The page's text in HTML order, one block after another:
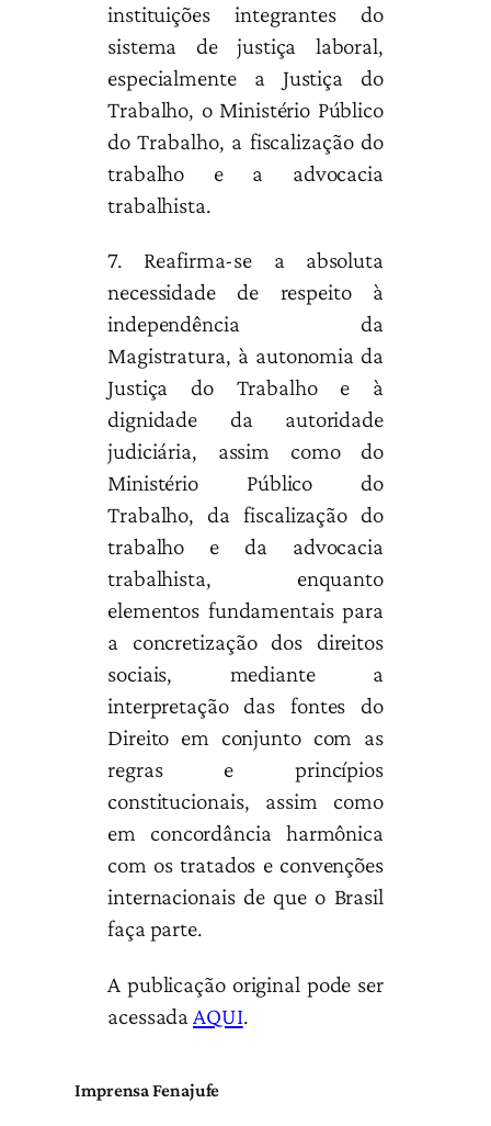
instituições integrantes do
sistema de justiça laboral,
especialmente a Justiça do
Trabalho, o Ministério Público
do Trabalho, a fiscalização do
trabalho e a advocacia
trabalhista.
7. Reafirma-se a absoluta
necessidade de respeito à
independência da
Magistratura, à autonomia da
Justiça do Trabalho e à
dignidade da autoridade
judiciária, assim como do
Ministério Público do
Trabalho, da fiscalização do
trabalho e da advocacia
trabalhista, enquanto
elementos fundamentais para
a concretização dos direitos
sociais, mediante a
interpretação das fontes do
Direito em conjunto com as
regras e princípios
constitucionais, assim como
em concordância harmônica
com os tratados e convenções
internacionais de que o Brasil
faça parte.
A publicação original pode ser
acessada AQUI.
Imprensa Fenajufe